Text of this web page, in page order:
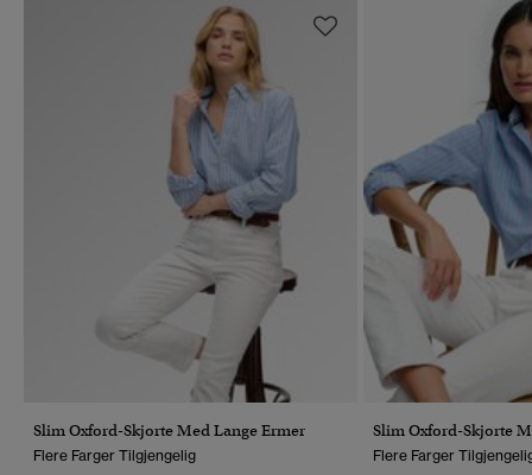
Slim Oxford-Skjorte Med Lange Ermer
Flere Farger Tilgjengelig
Slim Oxford-Skjorte
Flere Farger